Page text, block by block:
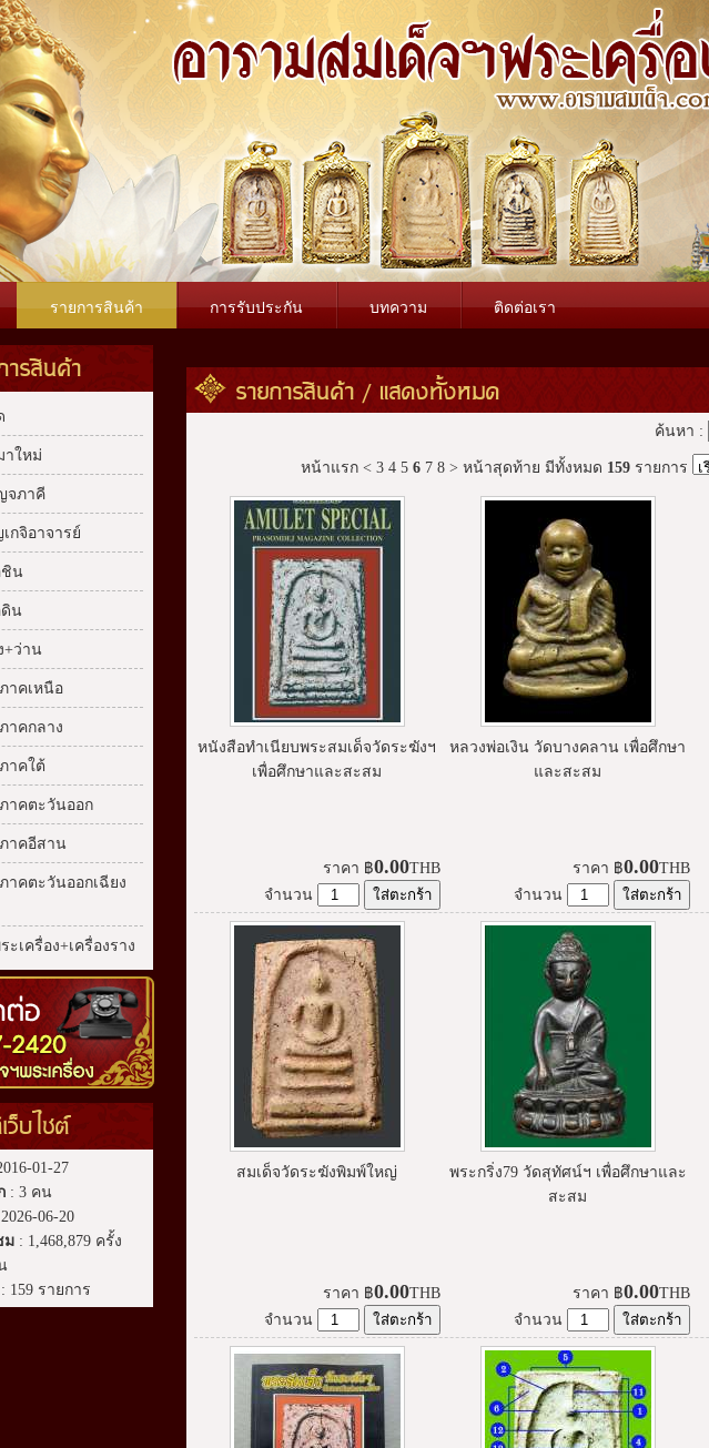
รายการสินค้า การรับประกัน บทความ ติดต่อเรา
ารสินค้า
าใหม่
จภาคี
กจิอาจารย์
ชิน
ดิน
+ว่าน
าคเหนือ
าคกลาง
าคใต้
าคตะวันออก
าคอีสาน
าคตะวันออกเฉียง
ะเครื่อง+เครื่องราง
ว็บไซต์
01-27
: 3 คน
06-20
ม : 1,468,879 ครั้ง
: 159 รายการ
รายการสินค้า / แสดงทั้งหมด
ค้นหา :
หน้าแรก < 3 4 5 6 7 8 > หน้าสุดท้าย มีทั้งหมด 159 รายการ
หนังสือทำเนียบพระสมเด็จวัดระฆังฯ
เพื่อศึกษาและสะสม
ราคา ฿0.00THB
จำนวน
หลวงพ่อเงิน วัดบางคลาน เพื่อศึกษา
และสะสม
ราคา ฿0.00THB
จำนวน
สมเด็จวัดระฆังพิมพ์ใหญ่
ราคา ฿0.00THB
จำนวน
พระกริ่ง79 วัดสุทัศน์ฯ เพื่อศึกษาและ
สะสม
ราคา ฿0.00THB
จำนวน